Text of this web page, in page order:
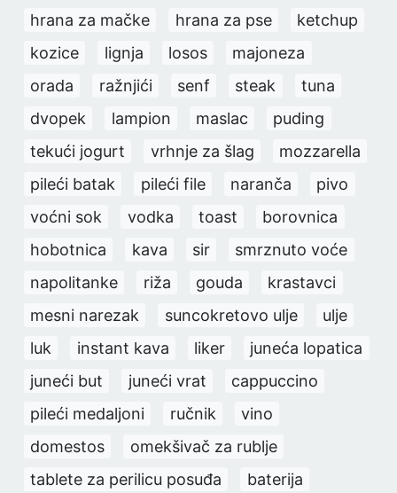
hrana za mačke
hrana za pse
ketchup
kozice
lignja losos
majoneza
orada
ražnjići senf steak
tuna
dvopek
lampion maslac
puding
tekući jogurt
vrhnje za šlag
mozzarella
pileći batak
pileći file naranča
pivo
voćni sok
vodka toast
borovnica
hobotnica
kava sir
smrznuto voće
napolitanke
riža gouda
krastavci
mesni narezak
suncokretovo ulje
ulje
luk
instant kava liker
juneća lopatica
juneći but
juneći vrat
cappuccino
pileći medaljoni
ručnik
vino
domestos
omekšivač za rublje
tablete za perilicu posuđa
baterija